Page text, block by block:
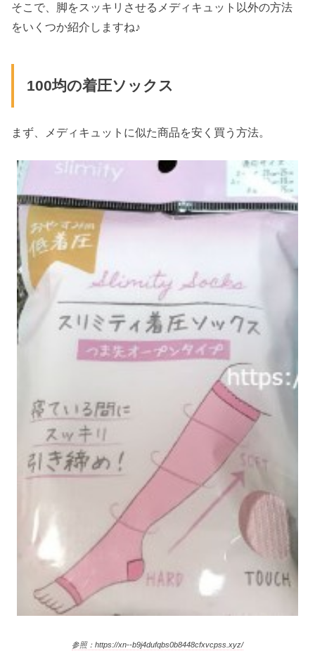
そこで、脚をスッキリさせるメディキュット以外の方法
をいくつか紹介しますね♪
100均の着圧ソックス
まず、メディキュットに似た商品を安く買う方法。
参照：https://xn--b9j4dufqbs0b8448cfxvcpss.xyz/